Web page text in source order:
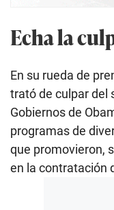
Echa la
En su rueda de
trató de culpar del
Gobiernos de
programas de
que promovieron,
en la contratación